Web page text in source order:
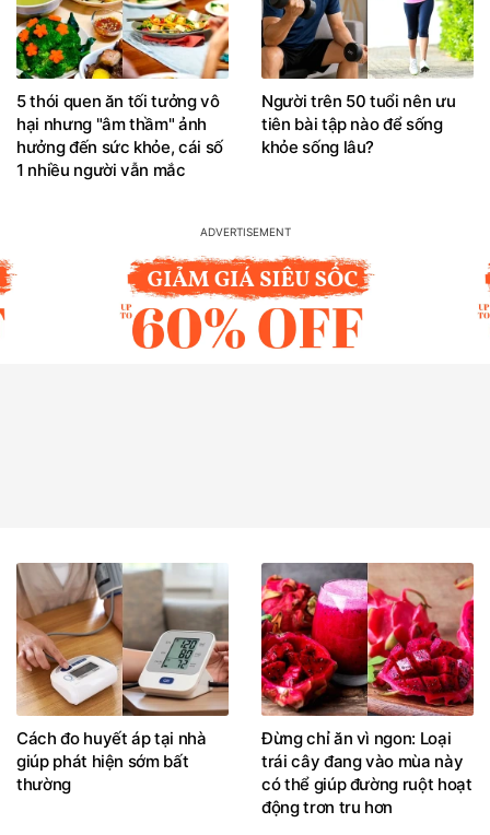
5 thói quen ăn tối tưởng vô
hại nhưng "âm thầm" ảnh
hưởng đến sức khỏe, cái số
1 nhiều người vẫn mắc
Người trên 50 tuổi nên ưu
tiên bài tập nào để sống
khỏe sống lâu?
Cách đo huyết áp tại nhà
giúp phát hiện sớm bất
thường
Đừng chỉ ăn vì ngon: Loại
trái cây đang vào mùa này
có thể giúp đường ruột hoạt
động trơn tru hơn